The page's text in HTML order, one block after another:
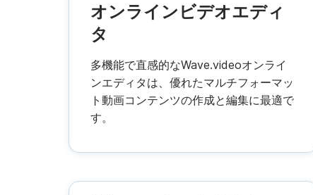
オンラインビデオエディ
タ
多機能で直感的なWave.videoオンライ
ンエディタは、優れたマルチフォーマッ
ト動画コンテンツの作成と編集に最適で
す。